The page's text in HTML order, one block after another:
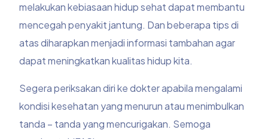
melakukan kebiasaan hidup sehat dapat membantu
mencegah penyakit jantung. Dan beberapa tips di
atas diharapkan menjadi informasi tambahan agar
dapat meningkatkan kualitas hidup kita.
Segera periksakan diri ke dokter apabila mengalami
kondisi kesehatan yang menurun atau menimbulkan
tanda – tanda yang mencurigakan. Semoga